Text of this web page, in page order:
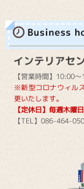
【営業時間】10:00
※新型コロナウィル
更いたします。
【定休日】毎週木曜日
【TEL】086-464-